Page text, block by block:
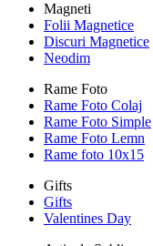
Magneti
Folii Magnetice
Discuri Magnetice
Neodim
Rame Foto
Rame Foto Colaj
Rame Foto Simple
Rame Foto Lemn
Rame foto 10x15
Gifts
Gifts
Valentines Day